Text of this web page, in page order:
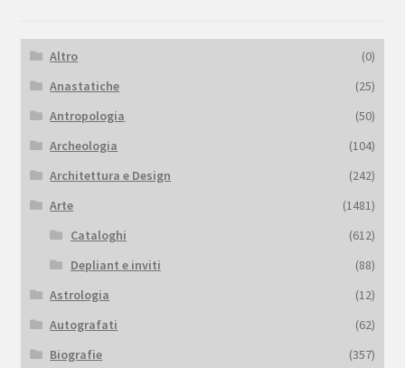
Altro
(0)
Anastatiche
(25)
Antropologia
(50)
Archeologia
(104)
Architettura e Design
(242)
Arte
(1481)
Cataloghi
(612)
Depliant e inviti
(88)
Astrologia
(12)
Autografati
(62)
Biografie
(357)